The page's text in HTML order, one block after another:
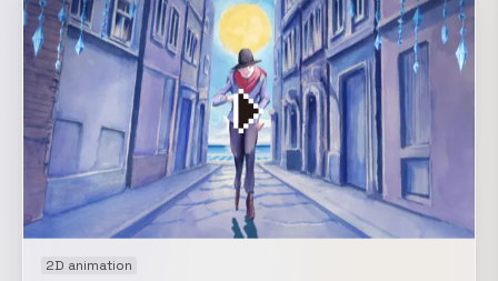
始め、新たな発見をする。
2D animation